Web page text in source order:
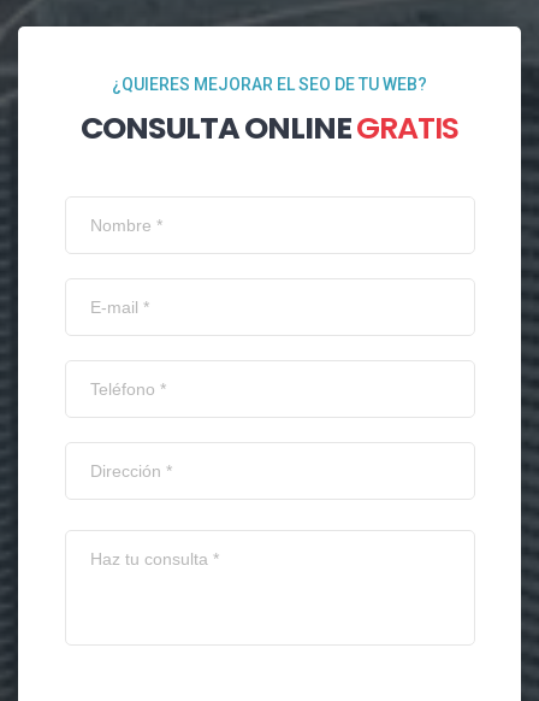
¿QUIERES MEJORAR EL SEO DE TU WEB?
CONSULTA ONLINEGRATIS